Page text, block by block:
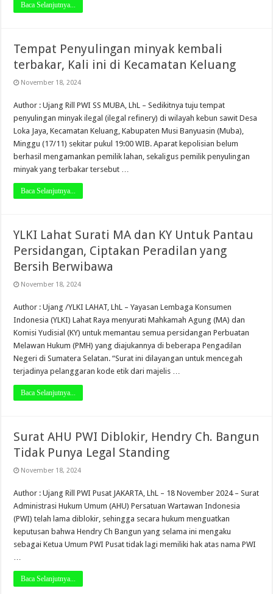
Baca Selanjutnya...
Tempat Penyulingan minyak kembali
terbakar, Kali ini di Kecamatan Keluang
November 18, 2024
Author : Ujang Rill PWI SS MUBA, LhL – Sedikitnya tuju tempat
penyulingan minyak ilegal (ilegal refinery) di wilayah kebun sawit Desa
Loka Jaya, Kecamatan Keluang, Kabupaten Musi Banyuasin (Muba),
Minggu (17/11) sekitar pukul 19:00 WIB. Aparat kepolisian belum
berhasil mengamankan pemilik lahan, sekaligus pemilik penyulingan
minyak yang terbakar tersebut …
Baca Selanjutnya...
YLKI Lahat Surati MA dan KY Untuk Pantau
Persidangan, Ciptakan Peradilan yang
Bersih Berwibawa
November 18, 2024
Author : Ujang /YLKI LAHAT, LhL – Yayasan Lembaga Konsumen
Indonesia (YLKI) Lahat Raya menyurati Mahkamah Agung (MA) dan
Komisi Yudisial (KY) untuk memantau semua persidangan Perbuatan
Melawan Hukum (PMH) yang diajukannya di beberapa Pengadilan
Negeri di Sumatera Selatan. “Surat ini dilayangan untuk mencegah
terjadinya pelanggaran kode etik dari majelis …
Baca Selanjutnya...
Surat AHU PWI Diblokir, Hendry Ch. Bangun
Tidak Punya Legal Standing
November 18, 2024
Author : Ujang Rill PWI Pusat JAKARTA, LhL – 18 November 2024 – Surat
Administrasi Hukum Umum (AHU) Persatuan Wartawan Indonesia
(PWI) telah lama diblokir, sehingga secara hukum menguatkan
keputusan bahwa Hendry Ch Bangun yang selama ini mengaku
sebagai Ketua Umum PWI Pusat tidak lagi memiliki hak atas nama PWI
…
Baca Selanjutnya...